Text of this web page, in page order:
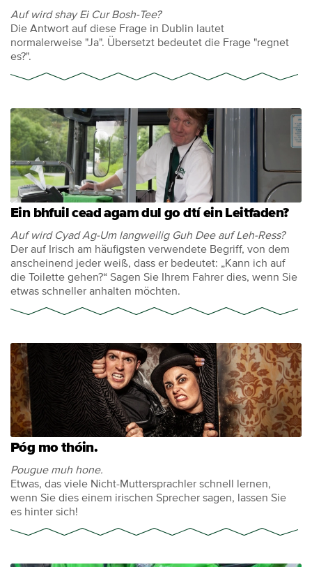
Auf wird shay Ei Cur Bosh-Tee?
Die Antwort auf diese Frage in Dublin lautet
normalerweise "Ja". Übersetzt bedeutet die Frage "regnet
es?".
Ein bhfuil cead agam dul go dtí ein Leitfaden?
Auf wird Cyad Ag-Um langweilig Guh Dee auf Leh-Ress?
Der auf Irisch am häufigsten verwendete Begriff, von dem
anscheinend jeder weiß, dass er bedeutet: „Kann ich auf
die Toilette gehen?“ Sagen Sie Ihrem Fahrer dies, wenn Sie
etwas schneller anhalten möchten.
Póg mo thóin.
Pougue muh hone.
Etwas, das viele Nicht-Muttersprachler schnell lernen,
wenn Sie dies einem irischen Sprecher sagen, lassen Sie
es hinter sich!